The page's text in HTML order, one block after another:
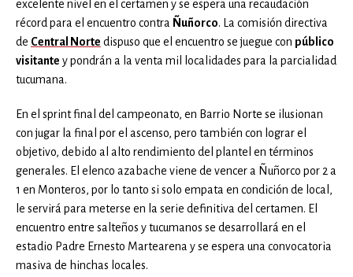
excelente nivel en el certamen y se espera una recaudación
récord para el encuentro contra Ñuñorco. La comisión directiva
de Central Norte dispuso que el encuentro se juegue con público
visitante y pondrán a la venta mil localidades para la parcialidad
tucumana.
En el sprint final del campeonato, en Barrio Norte se ilusionan
con jugar la final por el ascenso, pero también con lograr el
objetivo, debido al alto rendimiento del plantel en términos
generales. El elenco azabache viene de vencer a Ñuñorco por 2 a
1 en Monteros, por lo tanto si solo empata en condición de local,
le servirá para meterse en la serie definitiva del certamen. El
encuentro entre salteños y tucumanos se desarrollará en el
estadio Padre Ernesto Martearena y se espera una convocatoria
masiva de hinchas locales.